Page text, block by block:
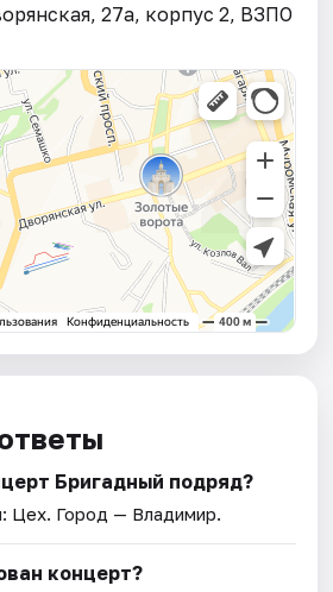
27а, корпус 2, ВЗПО
Бригадный подряд?
Цех. Город — Владимир.
концерт?